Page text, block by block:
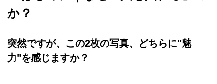
か？
突然ですが、この2枚の写真、どちらに"魅
力"を感じますか？